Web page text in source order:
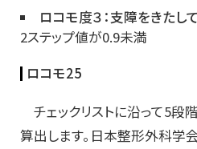
ロコモ度３：支障をきたし
2ステップ値が0.9未満
ロコモ25
チェックリストに沿って5段
算出します。日本整形外科学